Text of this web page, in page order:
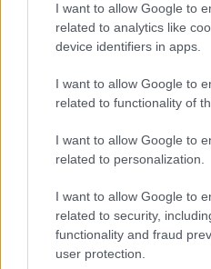
I want to allow Google to
related to analytics like
device identifiers in apps.
I want to allow Google to
related to functionality of
I want to allow Google to
related to personalization.
I want to allow Google to
related to security,
functionality and fraud
user protection.
Mik alakítják a
torzítások
Az egygyermekes politika
kihívásai